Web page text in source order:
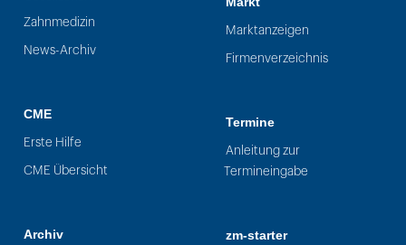
Zahnmedizin
News-Archiv
CME
Erste Hilfe
CME Übersicht
Archiv
Marktanzeigen
Firmenverzeichnis
Termine
Anleitung zur
Termineingabe
zm-starter